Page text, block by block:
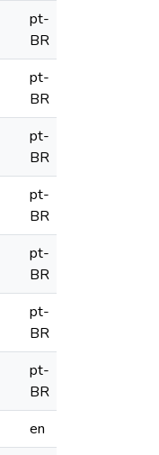
pt-
BR
pt-
BR
pt-
BR
pt-
BR
pt-
BR
pt-
BR
pt-
BR
en